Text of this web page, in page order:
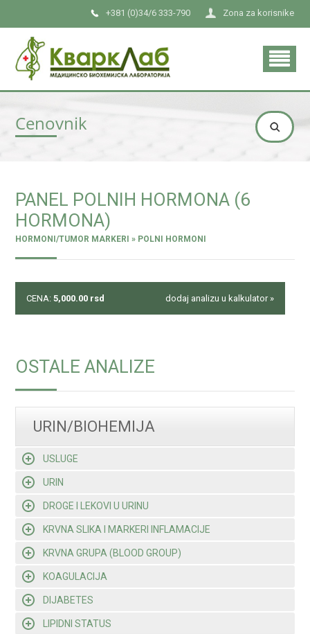
Zona za korisnike
+381 (0)34/6 333-790
Cenovnik
PANEL POLNIH HORMONA (6
HORMONA)
HORMONI/TUMOR MARKERI » POLNI HORMONI
CENA: 5,000.00 rsd dodaj analizu u kalkulator »
OSTALE ANALIZE
URIN/BIOHEMIJA
USLUGE
URIN
DROGE I LEKOVI U URINU
KRVNA SLIKA I MARKERI INFLAMACIJE
KRVNA GRUPA (BLOOD GROUP)
KOAGULACIJA
DIJABETES
LIPIDNI STATUS